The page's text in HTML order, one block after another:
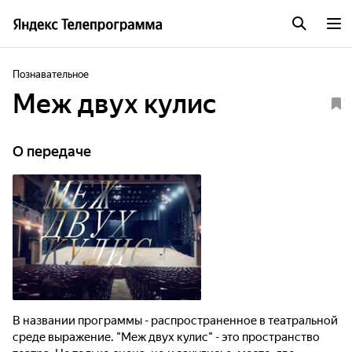
Познавательное
Меж двух кулис
О передаче
В названии программы - распространенное в театральной
среде выражение. "Меж двух кулис" - это пространство